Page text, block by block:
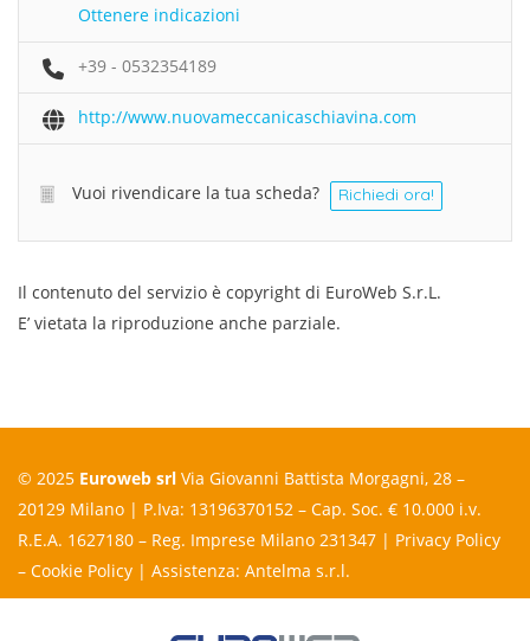
Ottenere indicazioni
+39 - 0532354189
http://www.nuovameccanicaschiavina.com
Vuoi rivendicare la tua scheda? Richiedi ora!
Il contenuto del servizio è copyright di EuroWeb S.r.L.
E’ vietata la riproduzione anche parziale.
© 2025 Euroweb srl Via Giovanni Battista Morgagni, 28 –
20129 Milano | P.Iva: 13196370152 – Cap. Soc. € 10.000 i.v.
R.E.A. 1627180 – Reg. Imprese Milano 231347 | Privacy Policy
– Cookie Policy | Assistenza: Antelma s.r.l.